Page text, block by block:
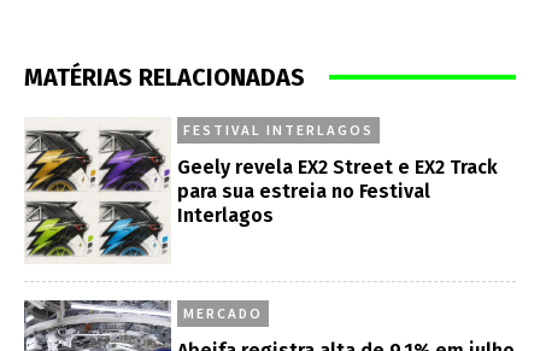
MATÉRIAS RELACIONADAS
FESTIVAL INTERLAGOS
Geely revela EX2 Street e EX2 Track
para sua estreia no Festival
Interlagos
MERCADO